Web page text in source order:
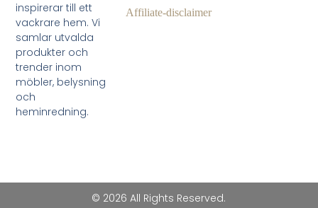
inspirerar till ett
vackrare hem. Vi
samlar utvalda
produkter och
trender inom
möbler, belysning
och
heminredning.
Affiliate‑disclaimer
© 2026 All Rights Reserved.